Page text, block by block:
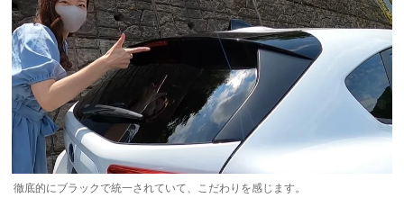
徹底的にブラックで統一されていて、こだわりを感じます。